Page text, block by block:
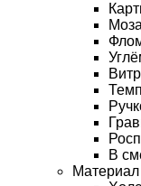
В
Материал